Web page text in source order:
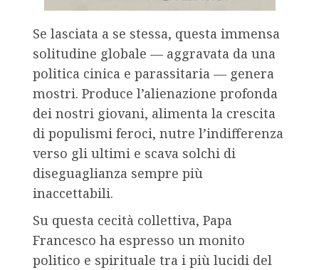
Se lasciata a se stessa, questa immensa
solitudine globale — aggravata da una
politica cinica e parassitaria — genera
mostri. Produce l’alienazione profonda
dei nostri giovani, alimenta la crescita
di populismi feroci, nutre l’indifferenza
verso gli ultimi e scava solchi di
diseguaglianza sempre più
inaccettabili.
Su questa cecità collettiva, Papa
Francesco ha espresso un monito
politico e spirituale tra i più lucidi del